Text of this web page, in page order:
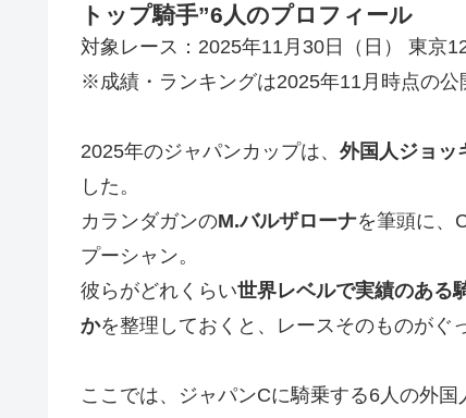
トップ騎手”6人のプロフィール
対象レース：2025年11月30日（日） 東京
※成績・ランキングは2025年11月時点の公
2025年のジャパンカップは、 外国人ジョッ
した。
カランダガンのM.バルザローナを筆頭に、
プーシャン。
彼らがどれくらい世界レベルで実績のある
かを整理しておくと、レースそのものがぐ
ここでは、ジャパンCに騎乗する6人の外国